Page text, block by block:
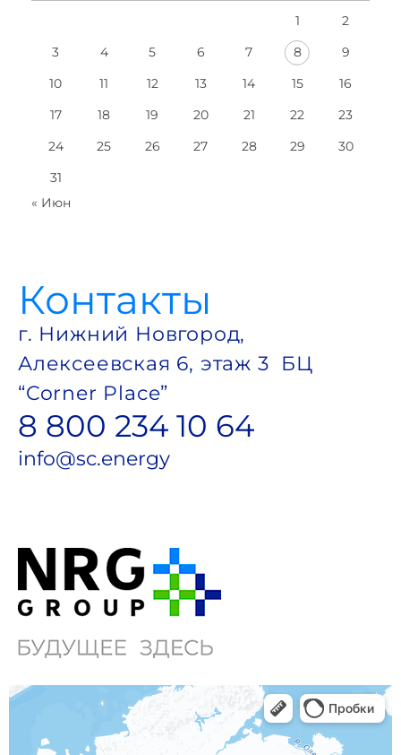
1
2
3
4 5 6 7 8
9
10
11 12 13 14 15
16
17
18 19 20 21 22
23
24
25 26 27 28 29
30
31
« Июн
8 800 234 10 64
info@sc.energy
Контакты
г. Нижний Новгород,
Алексеевская 6, этаж 3 БЦ
“Corner Place”